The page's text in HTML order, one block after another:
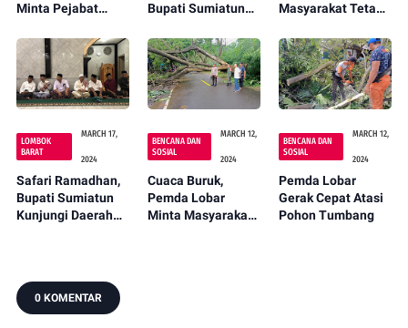
Minta Pejabat
Inovatif
Bupati Sumiatun
Mesanggok
Masyarakat Tetap
Lobar
LOMBOK
BARAT
MARCH 17,
2024
Safari Ramadhan,
Bupati Sumiatun
Kunjungi Daerah
BENCANA DAN
SOSIAL
MARCH 12,
2024
Cuaca Buruk,
Pemda Lobar
Minta Masyarakat
BENCANA DAN
SOSIAL
MARCH 12,
2024
Pemda Lobar
Gerak Cepat Atasi
Pohon Tumbang
0 KOMENTAR